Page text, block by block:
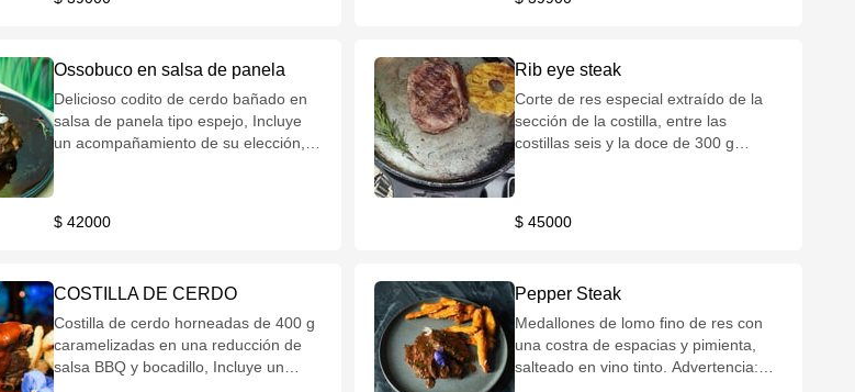
Ossobuco en salsa de panela
Delicioso codito de cerdo bañado en
salsa de panela tipo espejo, Incluye
un acompañamiento de su elección,
$ 42000
Rib eye steak
Corte de res especial extraído de la
sección de la costilla, entre las
costillas seis y la doce de 300 g
acompañamiento de su elección,
$ 45000
COSTILLA DE CERDO
Costilla de cerdo horneadas de 400 g
caramelizadas en una reducción de
salsa BBQ y bocadillo, Incluye un
Pepper Steak
Medallones de lomo fino de res con
una costra de espacias y pimienta,
salteado en vino tinto. Advertencia: